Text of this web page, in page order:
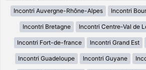
Incontri Auvergne-Rhône-Alpes Incontri
Incontri Bretagne Incontri Centre-Val de
Incontri Fort-de-france Incontri Grand Est
Incontri Guadeloupe Incontri Guyane